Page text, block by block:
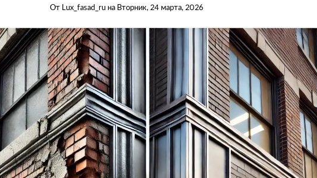
От Lux_fasad_ru на Вторник, 24 марта, 2026